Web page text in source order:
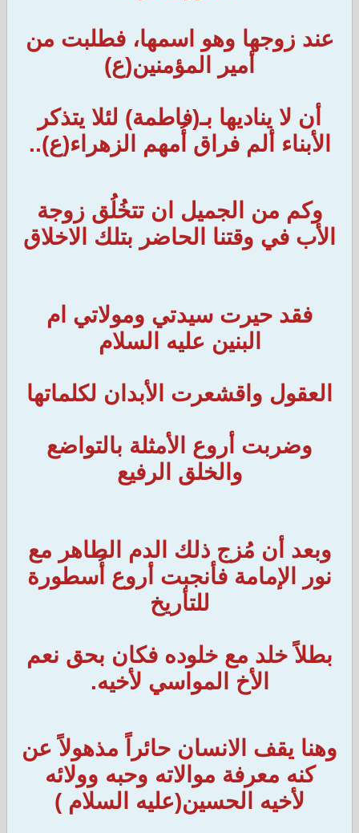
عند زوجها وهو اسمها، فطلبت من
أمير المؤمنين(ع)
أن لا يناديها بـ(فاطمة) لئلا يتذكر
الأبناء ألم فراق أُمهم الزهراء(ع)..
وكم من الجميل ان تتخُلُق زوجة
الأب في وقتنا الحاضر بتلك الاخلاق
فقد حيرت سيدتي ومولاتي ام
البنين عليه السلام
العقول واقشعرت الأبدان لكلماتها
وضربت أروع الأمثلة بالتواضع
والخلق الرفيع
وبعد أن مُزج ذلك الدم الطاهر مع
نور الإمامة فأنجبت أروع أُسطورة
للتأريخ
بطلاً خلد مع خلوده فكان بحق نعم
الأخ المواسي لأخيه.
وهنا يقف الانسان حائراً مذهولاً عن
كنه معرفة موالاته وحبه وولائه
لأخيه الحسين(عليه السلام )